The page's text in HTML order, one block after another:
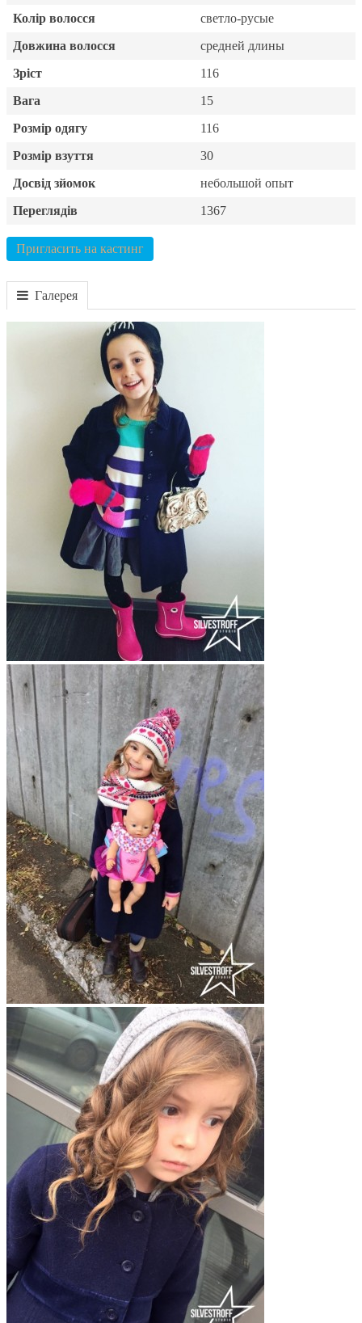
Колір волосся
светло-русые
Довжина волосся
средней длины
Зріст
116
Вага
15
Розмір одягу
116
Розмір взуття
30
Досвід зйомок
небольшой опыт
Переглядів
1367
Пригласить на кастинг
Галерея